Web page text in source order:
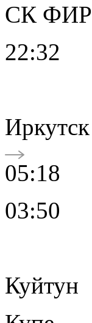
СК
22:32
05:18
03:50
Куйтун